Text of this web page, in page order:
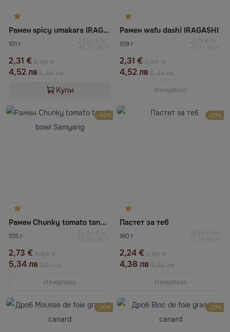
Рамен spicy umakara IRAGASHI
101 г 22,87 €/кг
44,75 лв/кг
2,31 €
4,52 лв
Купи
Рамен wafu dashi IRAGASHI
109 г 21,19 €/кг
41,47 лв/кг
2,31 €
4,52 лв
Изчерпано
-30%
Рамен Chunky tomato tangle bowl Samyang
105 г 26,00 €/кг
50,86 лв/кг
2,73 €
5,34 лв
Изчерпано
-20%
Пастет за теб
160 г 14,00 €/кг
27,38 лв/кг
2,24 €
4,38 лв
Изчерпано
-20% -20%